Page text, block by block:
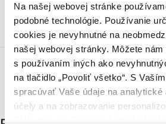
Na našej webovej stránke
podobné technológie. Používanie
cookies je nevyhnutné na
našej webovej stránky. Môžete
s používaním iných ako
na tlačidlo „Povoliť všetko“. S
spracúvať Vaše údaje na analytické
účely a na zobrazovanie
Už ste čítali?
Udržateľné cestovanie